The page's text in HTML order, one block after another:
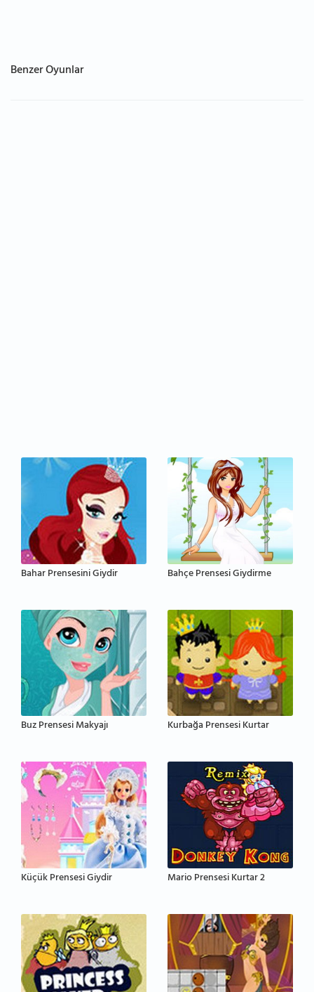
Benzer Oyunlar
Bahar Prensesini Giydir Bahçe Prensesi Giydirme
Buz Prensesi Makyajı Kurbağa Prensesi Kurtar
Küçük Prensesi Giydir Mario Prensesi Kurtar 2